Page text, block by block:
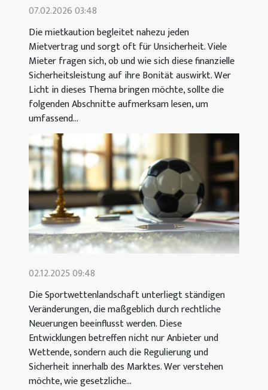
07.02.2026 03:48
Die mietkaution begleitet nahezu jeden
Mietvertrag und sorgt oft für Unsicherheit. Viele
Mieter fragen sich, ob und wie sich diese finanzielle
Sicherheitsleistung auf ihre Bonität auswirkt. Wer
Licht in dieses Thema bringen möchte, sollte die
folgenden Abschnitte aufmerksam lesen, um
umfassend...
02.12.2025 09:48
Die Sportwettenlandschaft unterliegt ständigen
Veränderungen, die maßgeblich durch rechtliche
Neuerungen beeinflusst werden. Diese
Entwicklungen betreffen nicht nur Anbieter und
Wettende, sondern auch die Regulierung und
Sicherheit innerhalb des Marktes. Wer verstehen
möchte, wie gesetzliche...